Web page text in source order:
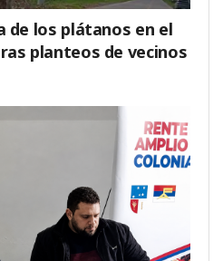
de los plátanos en el
planteos de vecinos